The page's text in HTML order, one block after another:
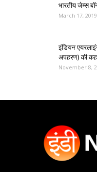
भारतीय जेम्स
March 17, 2019
इंडियन
अपहरण) की
November 8,